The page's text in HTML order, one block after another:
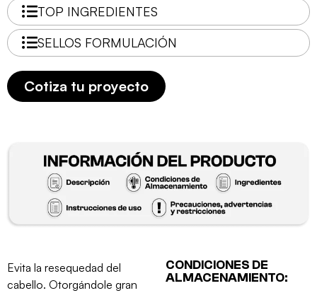
TOP INGREDIENTES
SELLOS FORMULACIÓN
Cotiza tu proyecto
Evita la resequedad del
cabello. Otorgándole gran
CONDICIONES DE
ALMACENAMIENTO: